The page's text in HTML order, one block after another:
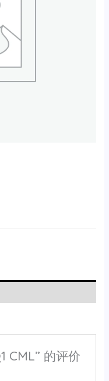
CML” 的评价